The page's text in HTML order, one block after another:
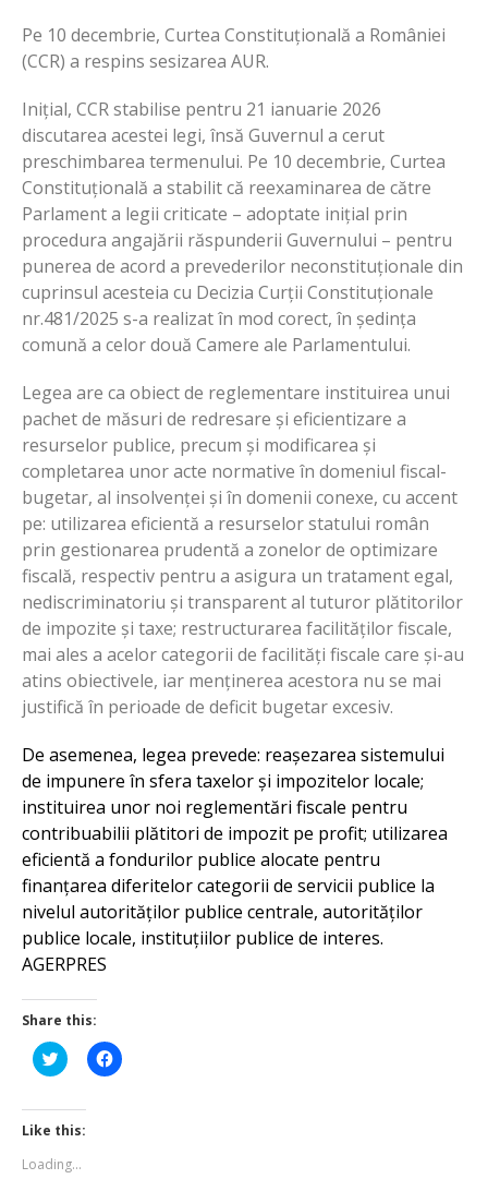
Pe 10 decembrie, Curtea Constituțională a României
(CCR) a respins sesizarea AUR.
Inițial, CCR stabilise pentru 21 ianuarie 2026
discutarea acestei legi, însă Guvernul a cerut
preschimbarea termenului. Pe 10 decembrie, Curtea
Constituțională a stabilit că reexaminarea de către
Parlament a legii criticate – adoptate inițial prin
procedura angajării răspunderii Guvernului – pentru
punerea de acord a prevederilor neconstituționale din
cuprinsul acesteia cu Decizia Curții Constituționale
nr.481/2025 s-a realizat în mod corect, în ședința
comună a celor două Camere ale Parlamentului.
Legea are ca obiect de reglementare instituirea unui
pachet de măsuri de redresare și eficientizare a
resurselor publice, precum și modificarea și
completarea unor acte normative în domeniul fiscal-
bugetar, al insolvenței și în domenii conexe, cu accent
pe: utilizarea eficientă a resurselor statului român
prin gestionarea prudentă a zonelor de optimizare
fiscală, respectiv pentru a asigura un tratament egal,
nediscriminatoriu și transparent al tuturor plătitorilor
de impozite și taxe; restructurarea facilităților fiscale,
mai ales a acelor categorii de facilități fiscale care și-au
atins obiectivele, iar menținerea acestora nu se mai
justifică în perioade de deficit bugetar excesiv.
De asemenea, legea prevede: reașezarea sistemului
de impunere în sfera taxelor și impozitelor locale;
instituirea unor noi reglementări fiscale pentru
contribuabilii plătitori de impozit pe profit; utilizarea
eficientă a fondurilor publice alocate pentru
finanțarea diferitelor categorii de servicii publice la
nivelul autorităților publice centrale, autorităților
publice locale, instituțiilor publice de interes.
AGERPRES
Share this:
Click
to
Twitter
(Opens
in
window)
Click
to
Like this:
Loading...